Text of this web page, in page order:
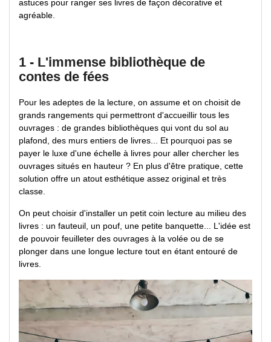
astuces pour ranger ses livres de façon décorative et
agréable.
1 - L'immense bibliothèque de
contes de fées
Pour les adeptes de la lecture, on assume et on choisit de
grands rangements qui permettront d'accueillir tous les
ouvrages : de grandes bibliothèques qui vont du sol au
plafond, des murs entiers de livres... Et pourquoi pas se
payer le luxe d'une échelle à livres pour aller chercher les
ouvrages situés en hauteur ? En plus d'être pratique, cette
solution offre un atout esthétique assez original et très
classe.
On peut choisir d'installer un petit coin lecture au milieu des
livres : un fauteuil, un pouf, une petite banquette... L'idée est
de pouvoir feuilleter des ouvrages à la volée ou de se
plonger dans une longue lecture tout en étant entouré de
livres.